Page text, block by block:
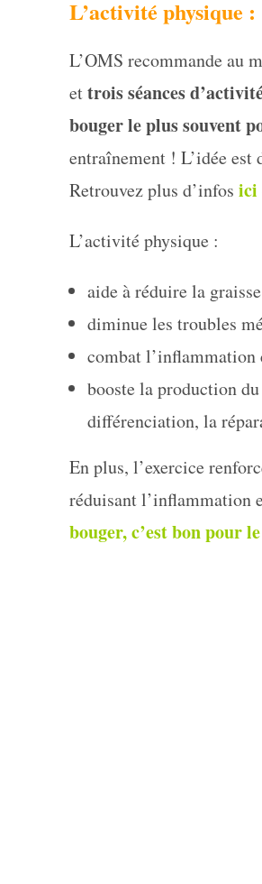
L’activité physique :
L’OMS recommande au
ettrois séances
bouger le plus souvent
entraînement ! L’idée
Retrouvez plus d’infosici
L’activité physique :
aide à réduire la
diminue les troubles
combat l’inflammation
booste la production
différenciation, la
En plus, l’exercice
réduisant l’inflammation
bouger, c’est bon pour